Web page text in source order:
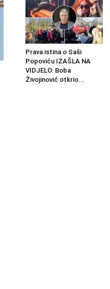
Prava istina o Saši
Popoviću IZAŠLA NA
VIDJELO: Boba
Živojinović otkrio...